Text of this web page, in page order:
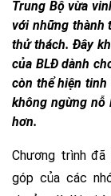
Trung Bộ vừa
với những thành
thử thách. Đây
của BLĐ dành
còn thể hiện tinh
không ngừng nỗ
hơn.
Chương trình
góp của các